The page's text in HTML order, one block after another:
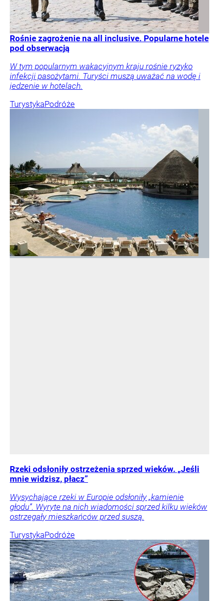
Rośnie zagrożenie na all inclusive. Popularne hotele
pod obserwacją
W tym popularnym wakacyjnym kraju rośnie ryzyko
infekcji pasożytami. Turyści muszą uważać na wodę i
jedzenie w hotelach.
TurystykaPodróże
Rzeki odsłoniły ostrzeżenia sprzed wieków. „Jeśli
mnie widzisz, płacz”
Wysychające rzeki w Europie odsłoniły „kamienie
głodu”. Wyryte na nich wiadomości sprzed kilku wieków
ostrzegały mieszkańców przed suszą.
TurystykaPodróże